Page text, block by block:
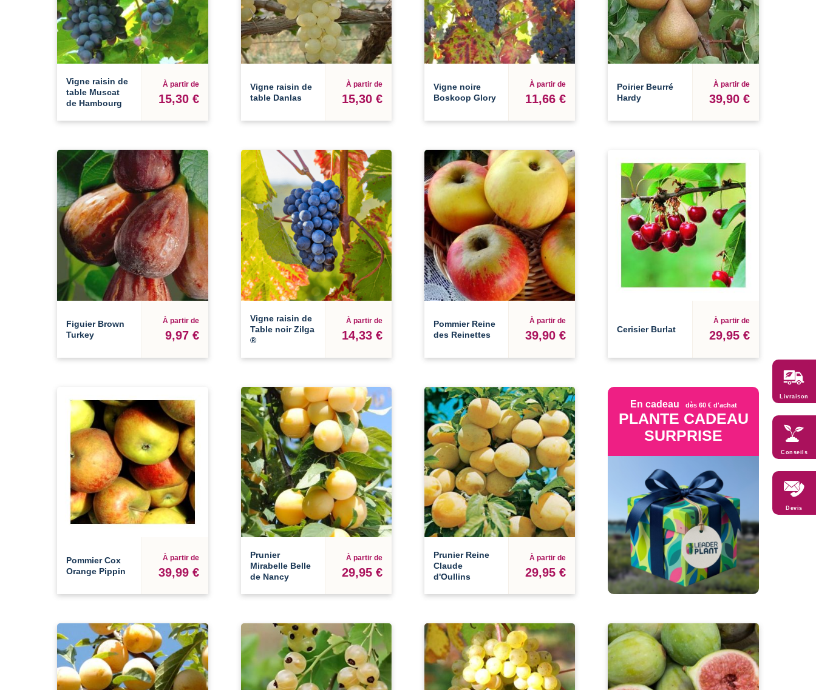
Vigne raisin de
table Muscat
de Hambourg
À partir de
15,30 €
Vigne raisin de
table Danlas
À partir de
15,30 €
Vigne noire
Boskoop Glory
À partir de
11,66 €
Poirier Beurré
Hardy
À partir de
39,90 €
Figuier Brown
Turkey
À partir de
9,97 €
Vigne raisin de
Table noir Zilga
®
À partir de
14,33 €
Pommier Reine
des Reinettes
À partir de
39,90 € Cerisier Burlat
À partir de
29,95 €
Pommier Cox
Orange Pippin
À partir de
39,99 €
Prunier
Mirabelle Belle
de Nancy
À partir de
29,95 €
Prunier Reine
Claude
d'Oullins
À partir de
29,95 €
En cadeau dès 60 € d'achat
PLANTE CADEAU
SURPRISE
Livraison
Conseils
Devis